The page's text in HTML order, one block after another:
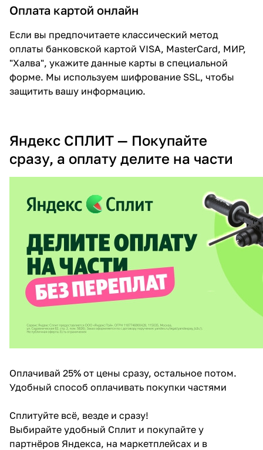
Оплата картой онлайн
Если вы предпочитаете классический метод
оплаты банковской картой VISA, MasterCard, МИР,
"Халва", укажите данные карты в специальной
форме. Мы используем шифрование SSL, чтобы
защитить вашу информацию.
Яндекс СПЛИТ — Покупайте
сразу, а оплату делите на части
Оплачивай 25% от цены сразу, остальное потом.
Удобный способ оплачивать покупки частями
Сплитуйте всё, везде и сразу!
Выбирайте удобный Сплит и покупайте у
партнёров Яндекса, на маркетплейсах и в
недели 8 800 302-02-51
plait.ru